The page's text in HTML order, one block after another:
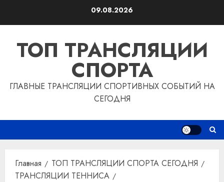
09.08.2026
ТОП ТРАНСЛЯЦИИ
СПОРТА
ГЛАВНЫЕ ТРАНСЛЯЦИИ СПОРТИВНЫХ СОБЫТИЙ НА
СЕГОДНЯ
Главная
ТОП ТРАНСЛЯЦИИ СПОРТА СЕГОДНЯ
ТРАНСЛЯЦИИ ТЕННИСА